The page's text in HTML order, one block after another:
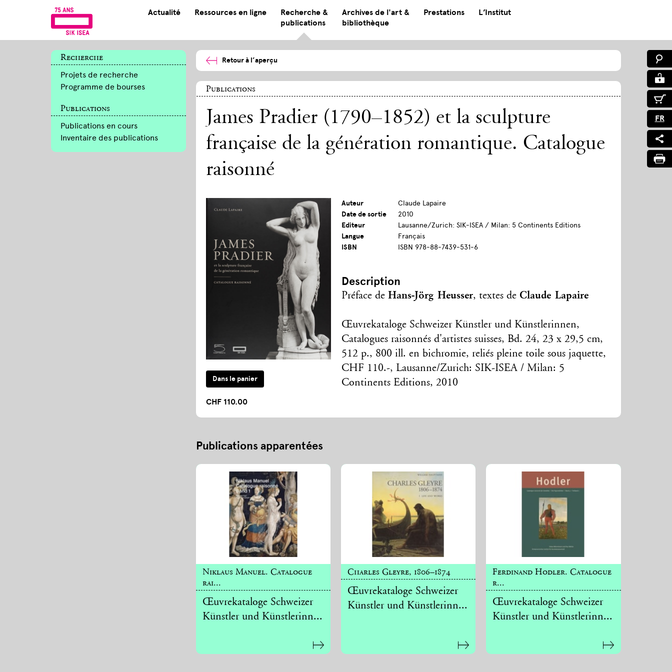
Actualité Ressources en ligne
Recherche &
publications
Archives de l'art &
bibliothèque
Prestations L’Institut
FR
Recherche
Projets de recherche
Programme de bourses
Publications
Publications en cours
Inventaire des publications
Retour à l’aperçu
Publications
James Pradier (1790–1852) et la sculpture
française de la génération romantique. Catalogue
raisonné
CHF 110.00
Auteur
Claude Lapaire
Date de sortie
2010
Editeur
Lausanne/Zurich: SIK-ISEA / Milan: 5 Continents Editions
Langue
Français
ISBN
ISBN 978-88-7439-531-6
Description
Préface deHans-Jörg Heusser, textes de Claude Lapaire
Œuvrekataloge Schweizer Künstler und Künstlerinnen,
Catalogues raisonnés d'artistes suisses, Bd. 24, 23 x 29,5 cm,
512 p., 800 ill. en bichromie, reliés pleine toile sous jaquette,
CHF 110.-, Lausanne/Zurich: SIK-ISEA / Milan: 5
Continents Editions, 2010
Publications apparentées
Niklaus Manuel. Catalogue
rai...
Œuvrekataloge Schweizer
Künstler und Künstlerinn...
Charles Gleyre, 1806–1874
Œuvrekataloge Schweizer
Künstler und Künstlerinn...
Ferdinand Hodler. Catalogue
r...
Œuvrekataloge Schweizer
Künstler und Künstlerinn...